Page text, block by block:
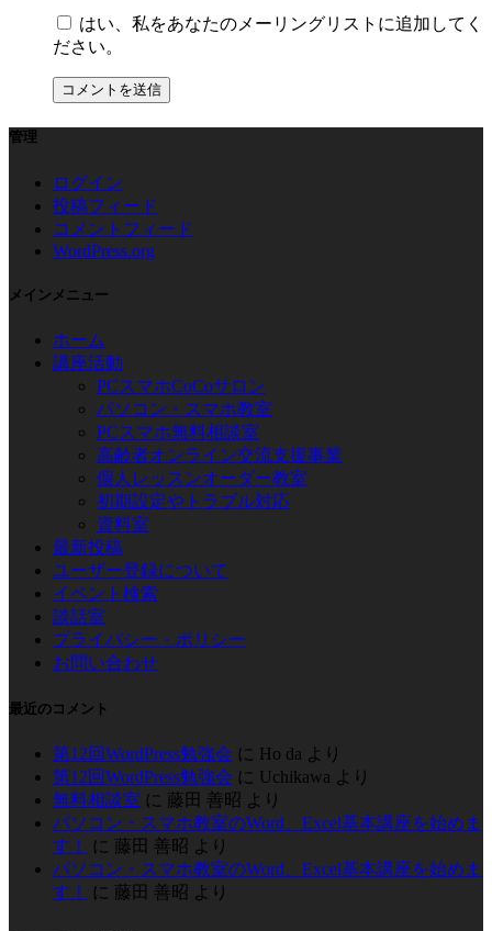
はい、私をあなたのメーリングリストに追加してく
ださい。
管理
ログイン
投稿フィード
コメントフィード
WordPress.org
メインメニュー
ホーム
講座活動
PCスマホCoCoサロン
パソコン・スマホ教室
PCスマホ無料相談室
高齢者オンライン交流支援事業
個人レッスンオーダー教室
初期設定やトラブル対応
資料室
最新投稿
ユーザー登録について
イベント検索
談話室
プライバシー・ポリシー
お問い合わせ
最近のコメント
第12回WordPress勉強会 に Ho da より
第12回WordPress勉強会 に Uchikawa より
無料相談室 に 藤田 善昭 より
パソコン・スマホ教室のWord、Excel基本講座を始めま
す！
に 藤田 善昭 より
パソコン・スマホ教室のWord、Excel基本講座を始めま
す！
に 藤田 善昭 より